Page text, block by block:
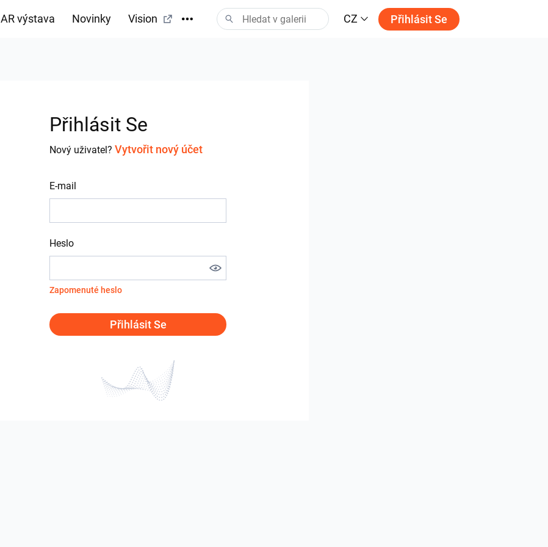
AR výstava Novinky Vision CZ Přihlásit Se
Přihlásit Se
Nový uživatel? Vytvořit nový účet
E-mail
Heslo
Zapomenuté heslo
Přihlásit Se